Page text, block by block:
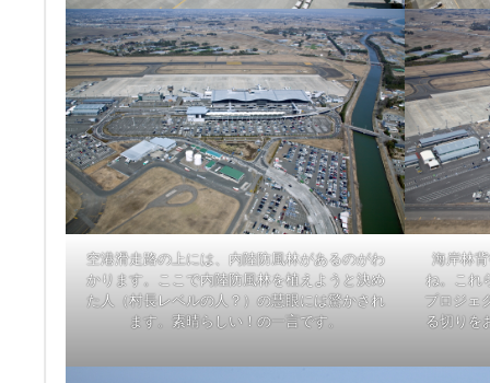
空港滑走路の上には、内陸防風林があるのがわ
かります。ここで内陸防風林を植えようと決め
た人（村長レベルの人？）の慧眼には驚かされ
ます。素晴らしい！の一言です。
海岸林
ね。これ
プロジェ
る切りを